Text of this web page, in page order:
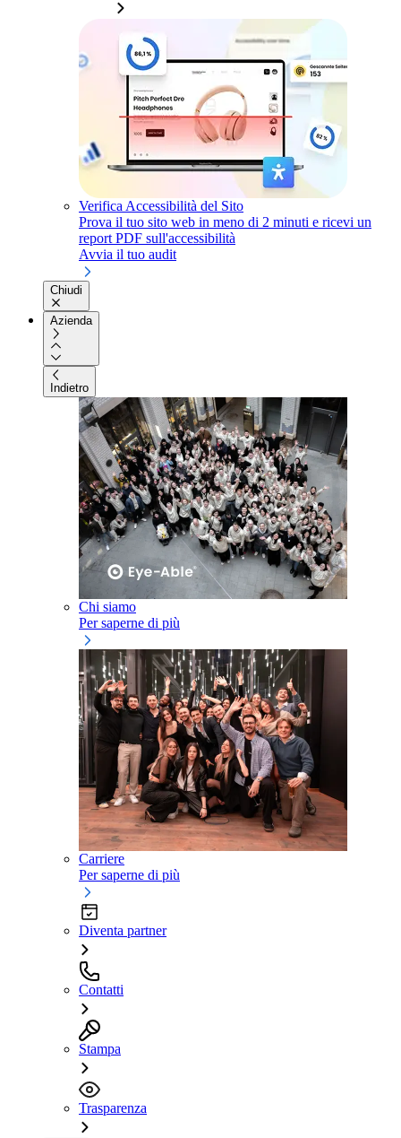
Verifica Accessibilità del Sito
Prova il tuo sito web in meno di 2 minuti e ricevi un
report PDF sull'accessibilità
Avvia il tuo audit
Chiudi
Azienda
Indietro
Chi siamo
Per saperne di più
Carriere
Per saperne di più
Diventa partner
Contatti
Stampa
Trasparenza